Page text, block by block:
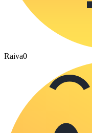
Raiva0